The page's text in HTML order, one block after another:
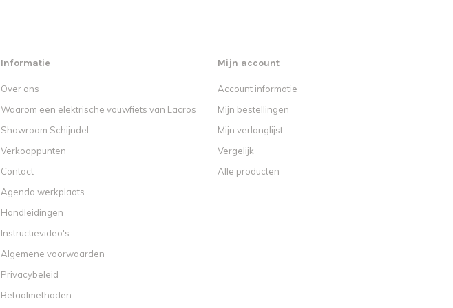
Informatie
Over ons
Waarom een elektrische vouwfiets van Lacros
Showroom Schijndel
Verkooppunten
Contact
Agenda werkplaats
Handleidingen
Instructievideo's
Algemene voorwaarden
Privacybeleid
Betaalmethoden
Mijn account
Account informatie
Mijn bestellingen
Mijn verlanglijst
Vergelijk
Alle producten